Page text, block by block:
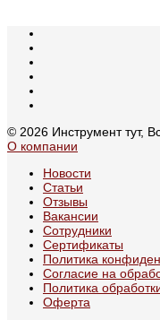
© 2026 Инструмент тут,
О компании
Новости
Статьи
Отзывы
Вакансии
Сотрудники
Сертификаты
Политика
Согласие на
Политика
Оферта